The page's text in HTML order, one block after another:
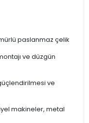
paslanmaz çelik
ve düzgün
ve
makineler, metal